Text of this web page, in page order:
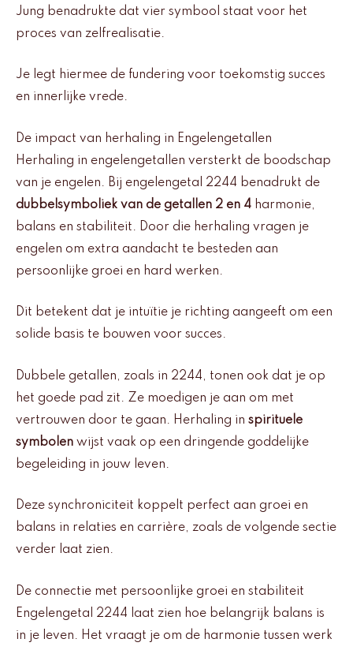
Jung benadrukte dat vier symbool staat voor het
proces van zelfrealisatie.
Je legt hiermee de fundering voor toekomstig succes
en innerlijke vrede.
De impact van herhaling in Engelengetallen
Herhaling in engelengetallen versterkt de boodschap
van je engelen. Bij engelengetal 2244 benadrukt de
dubbelsymboliek van de getallen 2 en 4 harmonie,
balans en stabiliteit. Door die herhaling vragen je
engelen om extra aandacht te besteden aan
persoonlijke groei en hard werken.
Dit betekent dat je intuïtie je richting aangeeft om een
solide basis te bouwen voor succes.
Dubbele getallen, zoals in 2244, tonen ook dat je op
het goede pad zit. Ze moedigen je aan om met
vertrouwen door te gaan. Herhaling in spirituele
symbolen wijst vaak op een dringende goddelijke
begeleiding in jouw leven.
Deze synchroniciteit koppelt perfect aan groei en
balans in relaties en carrière, zoals de volgende sectie
verder laat zien.
De connectie met persoonlijke groei en stabiliteit
Engelengetal 2244 laat zien hoe belangrijk balans is
in je leven. Het vraagt je om de harmonie tussen werk